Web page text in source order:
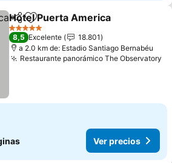
CompartirAgregar a favoritos
Hotel Puerta America
5 Estrellas
8,5 Excelente
18.801
a 2.0 km de: Estadio Santiago Bernabéu
Restaurante panorámico The Observatory
Ver precios